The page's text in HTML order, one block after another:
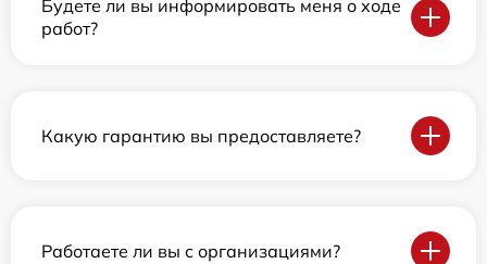
Будете ли вы информировать меня о ходе
работ?
Какую гарантию вы предоставляете?
Работаете ли вы с организациями?